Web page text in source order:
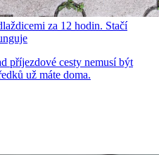
za 12 hodin. Stačí
příjezdové cesty nemusí být
už máte doma.